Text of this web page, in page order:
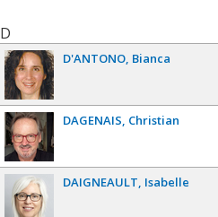
D
D'ANTONO Bianca
DAGENAIS Christian
DAIGNEAULT Isabelle